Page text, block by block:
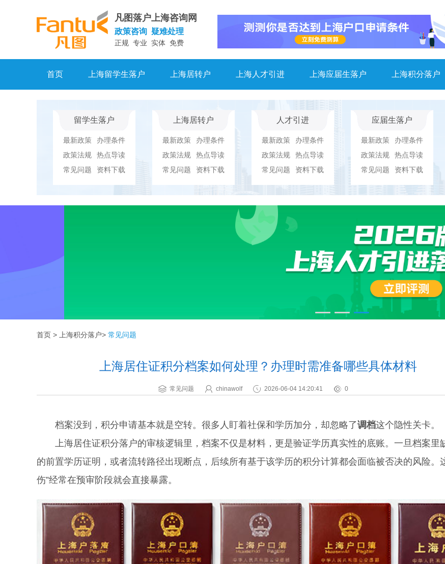
凡图落户上海咨询网
政策咨询 疑难处理
正规 专业 实体 免费
首页 上海留学生落户 上海居转户 上海人才引进 上海应届生落户 上海积分落户
留学生落户
最新政策
办理条件
政策法规
热点导读
常见问题
资料下载
上海居转户
最新政策
办理条件
政策法规
热点导读
常见问题
资料下载
人才引进
最新政策
办理条件
政策法规
热点导读
常见问题
资料下载
应届生落户
最新政策
办理条件
政策法规
热点导读
常见问题
资料下载
首页 > 上海积分落户> 常见问题
上海居住证积分档案如何处理？办理时需准备哪些具体材料
常见问题 chinawolf 2026-06-04 14:20:41 0
档案没到，积分申请基本就是空转。很多人盯着社保和学历加分，却忽略了调档这个隐性关卡。
上海居住证积分落户的审核逻辑里，档案不仅是材料，更是验证学历真实性的底账。一旦档案里
的前置学历证明，或者流转路径出现断点，后续所有基于该学历的积分计算都会面临被否决的风险。
伤”经常在预审阶段就会直接暴露。